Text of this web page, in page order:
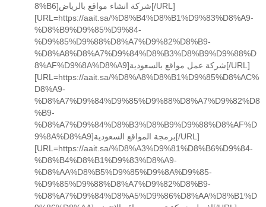
8%B6]شركة انشاء مواقع بالرياض[/URL]
[URL=https://aait.sa/%D8%B4%D8%B1%D9%83%D8%A9-
%D8%B9%D9%85%D9%84-
%D9%85%D9%88%D8%A7%D9%82%D8%B9-
%D8%A8%D8%A7%D9%84%D8%B3%D8%B9%D9%88%D
8%AF%D9%8A%D8%A9]شركة عمل مواقع بالسعودية[/URL]
[URL=https://aait.sa/%D8%A8%D8%B1%D9%85%D8%AC%
D8%A9-
%D8%A7%D9%84%D9%85%D9%88%D8%A7%D9%82%D8
%B9-
%D8%A7%D9%84%D8%B3%D8%B9%D9%88%D8%AF%D
9%8A%D8%A9]برمجة المواقع السعودية[/URL]
[URL=https://aait.sa/%D8%A3%D9%81%D8%B6%D9%84-
%D8%B4%D8%B1%D9%83%D8%A9-
%D8%AA%D8%B5%D9%85%D9%8A%D9%85-
%D9%85%D9%88%D8%A7%D9%82%D8%B9-
%D8%A7%D9%84%D8%A5%D9%86%D8%AA%D8%B1%D